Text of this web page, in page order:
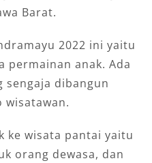
Barat.
2022 ini yaitu
permainan anak. Ada
sengaja dibangun
ke wisata pantai yaitu
orang dewasa, dan